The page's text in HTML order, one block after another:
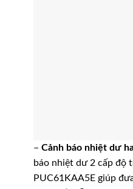
– Cảnh báo nhiệt dư
báo nhiệt dư 2 cấp độ
PUC61KAA5E giúp